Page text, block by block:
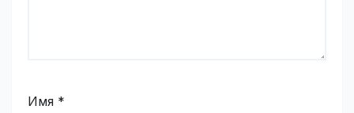
Имя *